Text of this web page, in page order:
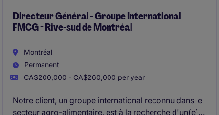
Directeur Général - Groupe International
FMCG - Rive-sud de Montréal
Montréal
Permanent
CA$200,000 - CA$260,000 per year
Notre client, un groupe international reconnu dans le
secteur agro-alimentaire, est à la recherche d'un(e)